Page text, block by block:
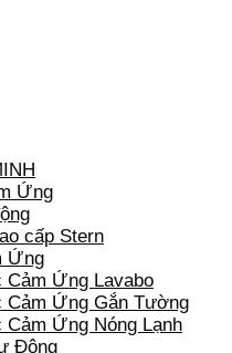
Ứng
cấp Stern
Ứng
Cảm Ứng Lavabo
Cảm Ứng Gắn Tường
Ứng Nóng Lạnh
Động